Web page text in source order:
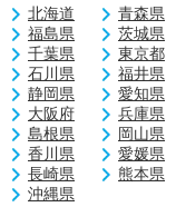
北海道 青森県
福島県
茨城県
千葉県
東京都
石川県
福井県
静岡県
愛知県
大阪府
兵庫県
島根県
岡山県
香川県
愛媛県
長崎県
熊本県
沖縄県